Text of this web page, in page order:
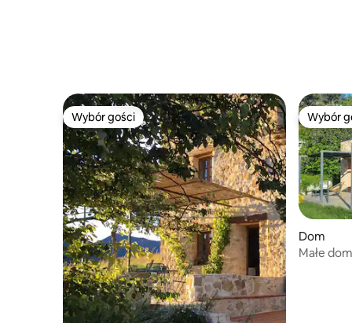
Wybór gości
Wybór gości Wybór
Wybór
Dom
Małe